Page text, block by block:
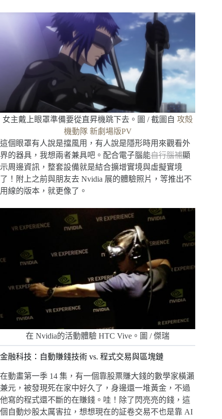
女主戴上眼罩準備要從直昇機跳下去。圖 / 截圖自攻殻
機動隊 新劇場版PV
這個眼罩有人說是擋風用，有人說是隱形時用來觀看外
界的器具，我想兩者兼具吧。配合電子腦能自行腦補顯
示周邊資訊，整套設備就是結合擴增實境與虛擬實境
了！附上之前與朋友去 Nvidia 展的體驗照片，等推出不
用線的版本，就更像了。
在 Nvidia的活動體驗 HTC Vive。圖 / 傑瑞
金融科技：自動賺錢技術 vs. 程式交易與區塊鏈
在動畫第一季 14 集，有一個靠股票賺大錢的數學家橫瀨
兼元，被發現死在家中好久了，身邊還一堆黃金，不過
他寫的程式還不斷的在賺錢。哇！除了閃亮亮的錢，這
個自動炒股太厲害拉，想想現在的証卷交易不也是靠 AI